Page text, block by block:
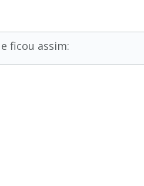
ficou assim: